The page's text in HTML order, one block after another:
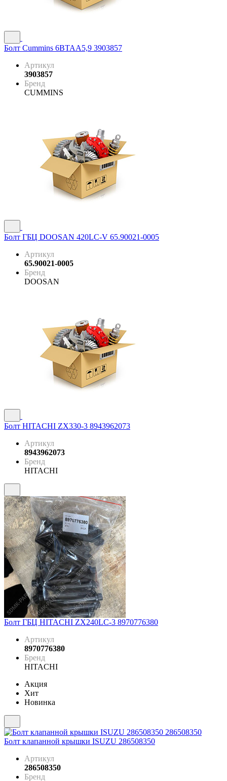
Болт Cummins 6BTAA5,9 3903857
Артикул
3903857
Бренд
CUMMINS
Болт ГБЦ DOOSAN 420LC-V 65.90021-0005
Артикул
65.90021-0005
Бренд
DOOSAN
Болт HITACHI ZX330-3 8943962073
Артикул
8943962073
Бренд
HITACHI
Болт ГБЦ HITACHI ZX240LC-3 8970776380
Артикул
8970776380
Бренд
HITACHI
Акция
Хит
Новинка
Болт клапанной крышки ISUZU 286508350
Артикул
286508350
Бренд